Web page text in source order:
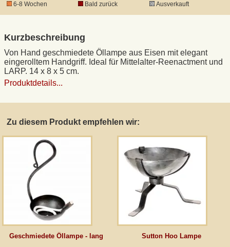
6-8 Wochen
Bald zurück Ausverkauft
Kurzbeschreibung
Von Hand geschmiedete Öllampe aus Eisen mit elegant
eingerolltem Handgriff. Ideal für Mittelalter-Reenactment und
LARP. 14 x 8 x 5 cm.
Produktdetails...
Zu diesem Produkt empfehlen wir:
Geschmiedete Öllampe - lang Sutton Hoo Lampe
Waffenrecht und FSK 18
Produkthaftung
Widerrufsrecht
Anfertigung von Museumsrepliken
Mittelalter-Großhandel